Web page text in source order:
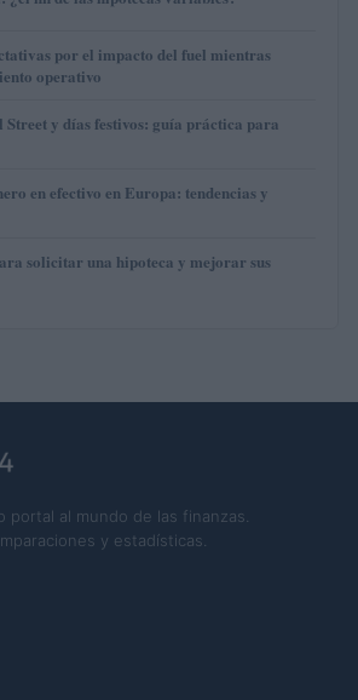
por el impacto del fuel mientras
operativo
y días festivos: guía práctica para
en efectivo en Europa: tendencias y
solicitar una hipoteca y mejorar sus
portal al mundo de las finanzas.
y estadísticas.